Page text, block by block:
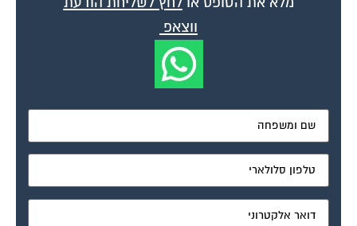
ווצאפ